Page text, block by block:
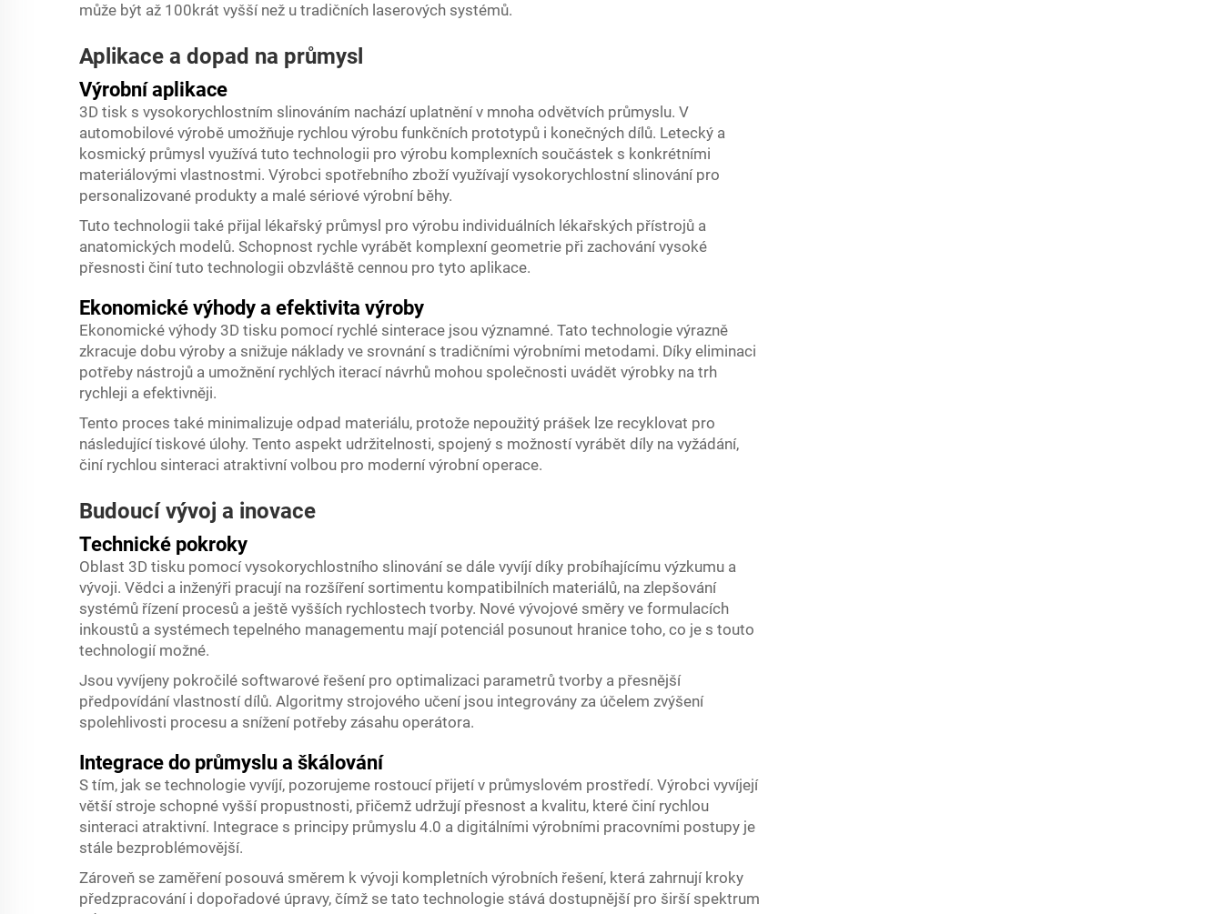
může být až 100krát vyšší než u tradičních laserových systémů.
Aplikace a dopad na průmysl
Výrobní aplikace
3D tisk s vysokorychlostním slinováním nachází uplatnění v mnoha odvětvích průmyslu. V
automobilové výrobě umožňuje rychlou výrobu funkčních prototypů i konečných dílů. Letecký a
kosmický průmysl využívá tuto technologii pro výrobu komplexních součástek s konkrétními
materiálovými vlastnostmi. Výrobci spotřebního zboží využívají vysokorychlostní slinování pro
personalizované produkty a malé sériové výrobní běhy.
Tuto technologii také přijal lékařský průmysl pro výrobu individuálních lékařských přístrojů a
anatomických modelů. Schopnost rychle vyrábět komplexní geometrie při zachování vysoké
přesnosti činí tuto technologii obzvláště cennou pro tyto aplikace.
Ekonomické výhody a efektivita výroby
Ekonomické výhody 3D tisku pomocí rychlé sinterace jsou významné. Tato technologie výrazně
zkracuje dobu výroby a snižuje náklady ve srovnání s tradičními výrobními metodami. Díky eliminaci
potřeby nástrojů a umožnění rychlých iterací návrhů mohou společnosti uvádět výrobky na trh
rychleji a efektivněji.
Tento proces také minimalizuje odpad materiálu, protože nepoužitý prášek lze recyklovat pro
následující tiskové úlohy. Tento aspekt udržitelnosti, spojený s možností vyrábět díly na vyžádání,
činí rychlou sinteraci atraktivní volbou pro moderní výrobní operace.
Budoucí vývoj a inovace
Technické pokroky
Oblast 3D tisku pomocí vysokorychlostního slinování se dále vyvíjí díky probíhajícímu výzkumu a
vývoji. Vědci a inženýři pracují na rozšíření sortimentu kompatibilních materiálů, na zlepšování
systémů řízení procesů a ještě vyšších rychlostech tvorby. Nové vývojové směry ve formulacích
inkoustů a systémech tepelného managementu mají potenciál posunout hranice toho, co je s touto
technologií možné.
Jsou vyvíjeny pokročilé softwarové řešení pro optimalizaci parametrů tvorby a přesnější
předpovídání vlastností dílů. Algoritmy strojového učení jsou integrovány za účelem zvýšení
spolehlivosti procesu a snížení potřeby zásahu operátora.
Integrace do průmyslu a škálování
S tím, jak se technologie vyvíjí, pozorujeme rostoucí přijetí v průmyslovém prostředí. Výrobci vyvíjejí
větší stroje schopné vyšší propustnosti, přičemž udržují přesnost a kvalitu, které činí rychlou
sinteraci atraktivní. Integrace s principy průmyslu 4.0 a digitálními výrobními pracovními postupy je
stále bezproblémovější.
Zároveň se zaměření posouvá směrem k vývoji kompletních výrobních řešení, která zahrnují kroky
předzpracování i dopořadové úpravy, čímž se tato technologie stává dostupnější pro širší spektrum